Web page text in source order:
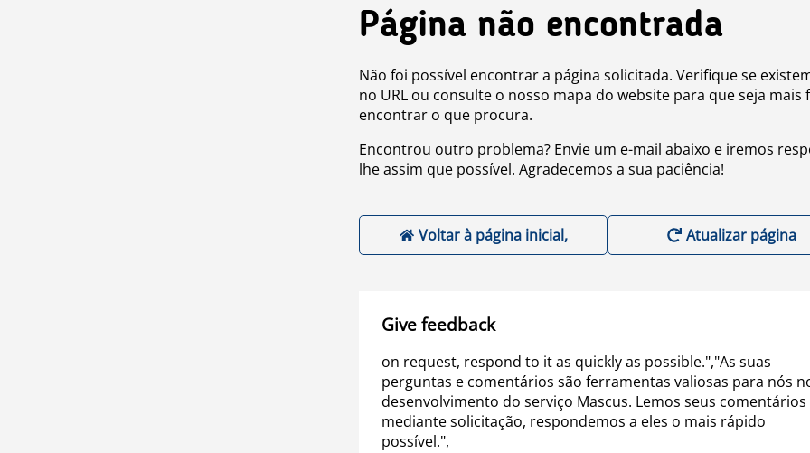
Página não encontrada
Não foi possível encontrar a página solicitada. Verifique se
no URL ou consulte o nosso mapa do website para que seja mais
encontrar o que procura.
Encontrou outro problema? Envie um e-mail abaixo e iremos
lhe assim que possível. Agradecemos a sua paciência!
Voltar à página inicial, Atualizar página
Give feedback
on request, respond to it as quickly as possible.","As suas
perguntas e comentários são ferramentas valiosas para nós
desenvolvimento do serviço Mascus. Lemos seus comentários
mediante solicitação, respondemos a eles o mais rápido
possível.",